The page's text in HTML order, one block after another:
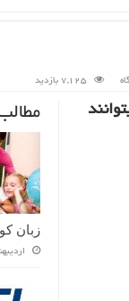
7,125 بازدید
زبان
اردیبهشت